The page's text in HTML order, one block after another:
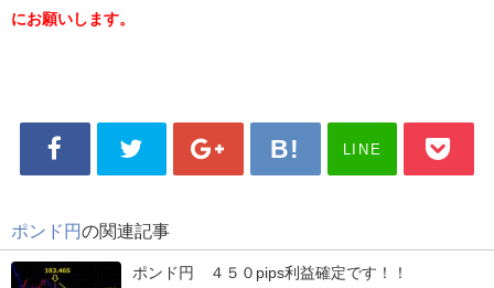
にお願いします。
LINE
ポンド円の関連記事
ポンド円 ４５０pips利益確定です！！